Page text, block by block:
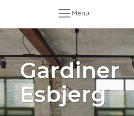
Menu
Gardiner
Esbjerg